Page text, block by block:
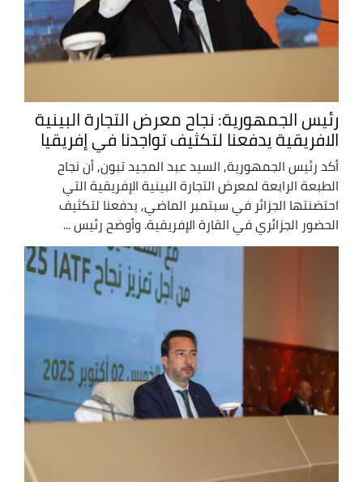
رئيس الجمهورية: نجاح معرض التجارة البينية
الافريقية يدفعنا لتكثيف تواجدنا في إفريقيا
أكد رئيس الجمهورية, السيد عبد المجيد تبون, أن نجاح
الطبعة الرابعة لمعرض التجارة البينية الإفريقية التي
احتضنتها الجزائر في سبتمبر الماضي, يدفعنا لتكثيف
الحضور الجزائري في القارة الإفريقية. وأوضح رئيس ...